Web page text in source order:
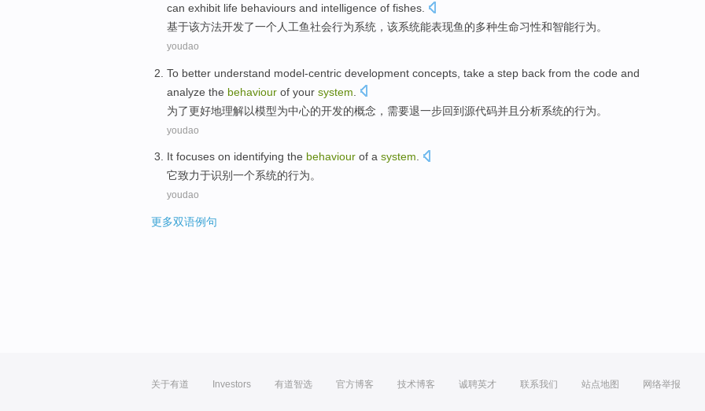
can exhibit life behaviours and intelligence of fishes.
基于该方法开发了一个 人工鱼社会行为系统 ， 该系统能表现鱼的多种生命习性和智能行为。
youdao
To better understand model-centric development concepts take a step back from the code and
analyze the behaviour of your system
为了更好地理解以模型为中心的开发的概念 ， 需要退一步回到源代码并且分析系统的行为。
youdao
It focuses on identifying the behaviour of a system.
它致力于识别一个系统的行为。
youdao
更多双语例句
关于有道 Investors 有道智选 官方博客 技术博客 诚聘英才 联系我们 站点地图 网络举报